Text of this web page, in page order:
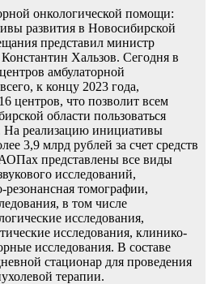
онкологической помощи:
развития в Новосибирской
представил министр
Хальзов. Сегодня в
амбулаторной
к концу 2023 года,
центров, что позволит всем
области пользоваться
реализацию инициативы
3,9 млрд рублей за счет средств
представлены все виды
исследований,
томографии,
в том числе
исследования,
исследования, клинико-
исследования. В составе
стационар для проведения
терапии.